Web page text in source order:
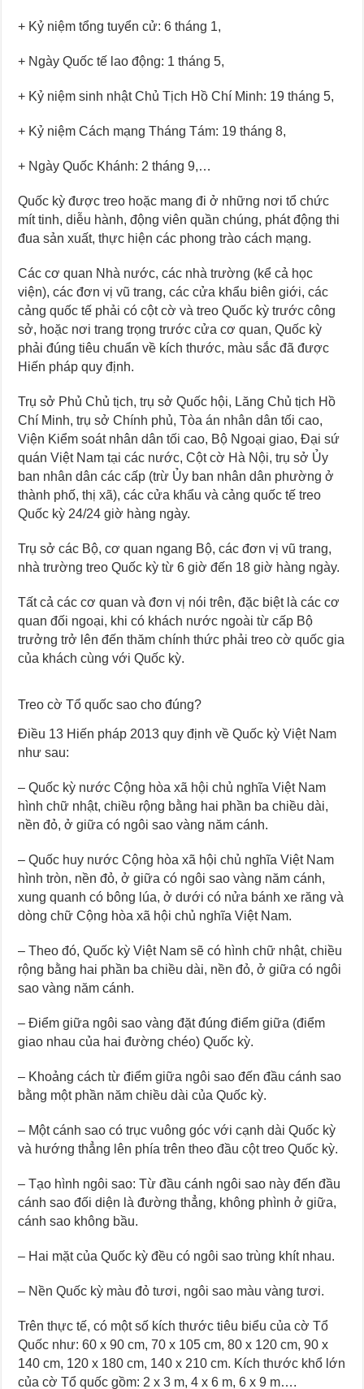
+ Kỷ niệm tổng tuyển cử: 6 tháng 1,
+ Ngày Quốc tế lao động: 1 tháng 5,
+ Kỷ niệm sinh nhật Chủ Tịch Hồ Chí Minh: 19 tháng 5,
+ Kỷ niệm Cách mạng Tháng Tám: 19 tháng 8,
+ Ngày Quốc Khánh: 2 tháng 9,…
Quốc kỳ được treo hoặc mang đi ở những nơi tổ chức
mít tinh, diễu hành, động viên quần chúng, phát động thi
đua sản xuất, thực hiện các phong trào cách mạng.
Các cơ quan Nhà nước, các nhà trường (kể cả học
viện), các đơn vị vũ trang, các cửa khẩu biên giới, các
cảng quốc tế phải có cột cờ và treo Quốc kỳ trước công
sở, hoặc nơi trang trọng trước cửa cơ quan, Quốc kỳ
phải đúng tiêu chuẩn về kích thước, màu sắc đã được
Hiến pháp quy định.
Trụ sở Phủ Chủ tịch, trụ sở Quốc hội, Lăng Chủ tịch Hồ
Chí Minh, trụ sở Chính phủ, Tòa án nhân dân tối cao,
Viện Kiểm soát nhân dân tối cao, Bộ Ngoại giao, Đại sứ
quán Việt Nam tại các nước, Cột cờ Hà Nội, trụ sở Ủy
ban nhân dân các cấp (trừ Ủy ban nhân dân phường ở
thành phố, thị xã), các cửa khẩu và cảng quốc tế treo
Quốc kỳ 24/24 giờ hàng ngày.
Trụ sở các Bộ, cơ quan ngang Bộ, các đơn vị vũ trang,
nhà trường treo Quốc kỳ từ 6 giờ đến 18 giờ hàng ngày.
Tất cả các cơ quan và đơn vị nói trên, đặc biệt là các cơ
quan đối ngoại, khi có khách nước ngoài từ cấp Bộ
trưởng trở lên đến thăm chính thức phải treo cờ quốc gia
của khách cùng với Quốc kỳ.
Treo cờ Tổ quốc sao cho đúng?
Điều 13 Hiến pháp 2013 quy định về Quốc kỳ Việt Nam
như sau:
– Quốc kỳ nước Cộng hòa xã hội chủ nghĩa Việt Nam
hình chữ nhật, chiều rộng bằng hai phần ba chiều dài,
nền đỏ, ở giữa có ngôi sao vàng năm cánh.
– Quốc huy nước Cộng hòa xã hội chủ nghĩa Việt Nam
hình tròn, nền đỏ, ở giữa có ngôi sao vàng năm cánh,
xung quanh có bông lúa, ở dưới có nửa bánh xe răng và
dòng chữ Cộng hòa xã hội chủ nghĩa Việt Nam.
– Theo đó, Quốc kỳ Việt Nam sẽ có hình chữ nhật, chiều
rộng bằng hai phần ba chiều dài, nền đỏ, ở giữa có ngôi
sao vàng năm cánh.
– Điểm giữa ngôi sao vàng đặt đúng điểm giữa (điểm
giao nhau của hai đường chéo) Quốc kỳ.
– Khoảng cách từ điểm giữa ngôi sao đến đầu cánh sao
bằng một phần năm chiều dài của Quốc kỳ.
– Một cánh sao có trục vuông góc với cạnh dài Quốc kỳ
và hướng thẳng lên phía trên theo đầu cột treo Quốc kỳ.
– Tạo hình ngôi sao: Từ đầu cánh ngôi sao này đến đầu
cánh sao đối diện là đường thẳng, không phình ở giữa,
cánh sao không bầu.
– Hai mặt của Quốc kỳ đều có ngôi sao trùng khít nhau.
– Nền Quốc kỳ màu đỏ tươi, ngôi sao màu vàng tươi.
Trên thực tế, có một số kích thước tiêu biểu của cờ Tổ
Quốc như: 60 x 90 cm, 70 x 105 cm, 80 x 120 cm, 90 x
140 cm, 120 x 180 cm, 140 x 210 cm. Kích thước khổ lớn
của cờ Tổ quốc gồm: 2 x 3 m, 4 x 6 m, 6 x 9 m….